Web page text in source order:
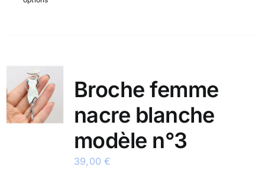
Broche femme
nacre blanche
modèle n°3
39,00€